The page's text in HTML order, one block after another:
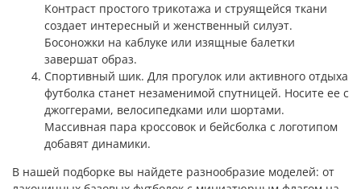
Контраст простого трикотажа и струящейся ткани
создает интересный и женственный силуэт.
Босоножки на каблуке или изящные балетки
завершат образ.
Спортивный шик. Для прогулок или активного отдыха
футболка станет незаменимой спутницей. Носите ее с
джоггерами, велосипедками или шортами.
Массивная пара кроссовок и бейсболка с логотипом
добавят динамики.
В нашей подборке вы найдете разнообразие моделей: от